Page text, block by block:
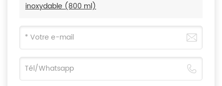
inoxydable (800 ml)